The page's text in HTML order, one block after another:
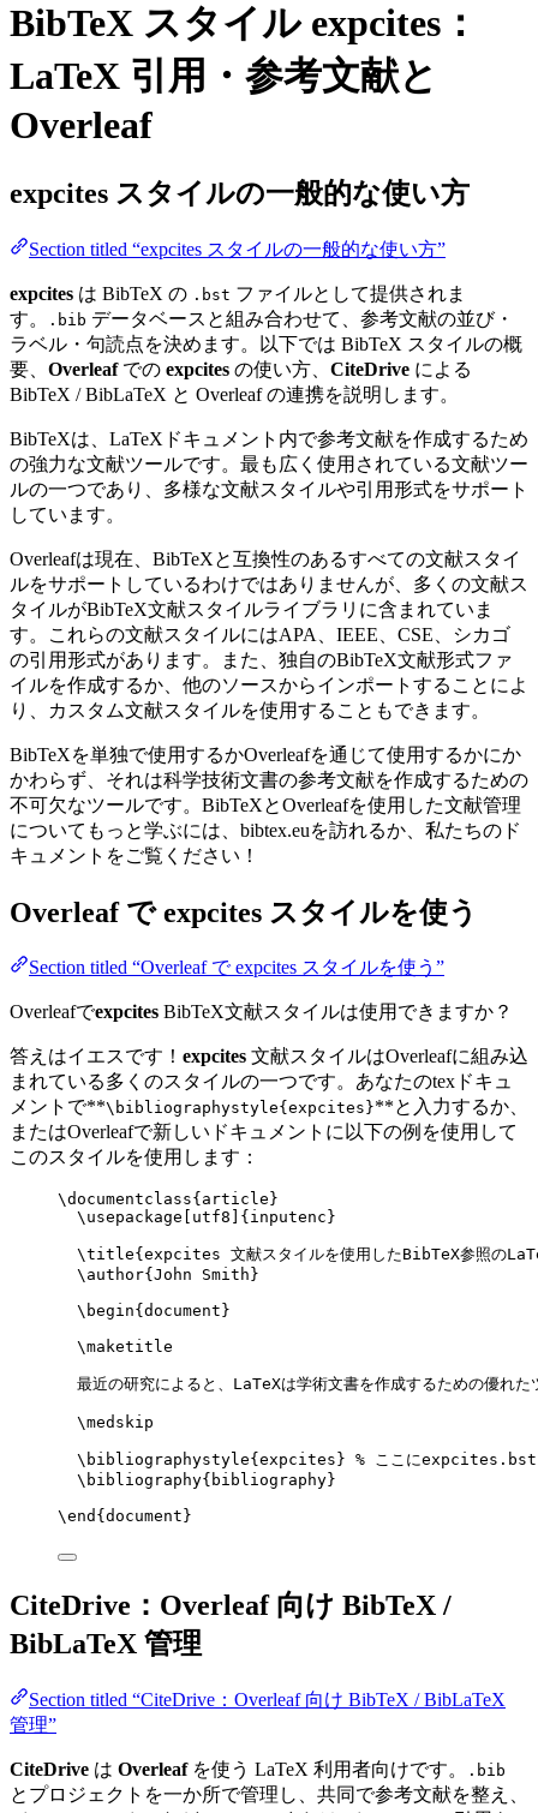
BibTeX スタイル expcites：
LaTeX 引用・参考文献と
Overleaf
expcites スタイルの一般的な使い方
Section titled “expcites スタイルの一般的な使い方”
expcites は BibTeX の .bst ファイルとして提供されま
す。
.bib データベースと組み合わせて、参考文献の並び・
ラベル・句読点を決めます。以下では BibTeX スタイルの概
要、 Overleafでの expcites の使い方、 CiteDrive による
BibTeX / BibLaTeX と Overleaf の連携を説明します。
BibTeXは、LaTeXドキュメント内で参考文献を作成するため
の強力な文献ツールです。最も広く使用されている文献ツー
ルの一つであり、多様な文献スタイルや引用形式をサポート
しています。
Overleafは現在、BibTeXと互換性のあるすべての文献スタイ
ルをサポートしているわけではありませんが、多くの文献ス
タイルがBibTeX文献スタイルライブラリに含まれていま
す。これらの文献スタイルにはAPA、IEEE、CSE、シカゴ
の引用形式があります。また、独自のBibTeX文献形式ファ
イルを作成するか、他のソースからインポートすることによ
り、カスタム文献スタイルを使用することもできます。
BibTeXを単独で使用するかOverleafを通じて使用するかにか
かわらず、それは科学技術文書の参考文献を作成するための
不可欠なツールです。BibTeXとOverleafを使用した文献管理
についてもっと学ぶには、bibtex.euを訪れるか、私たちのド
キュメントをご覧ください！
Overleaf でexpcites スタイルを使う
Section titled “Overleaf で expcites スタイルを使う”
Overleafでexpcites BibTeX文献スタイルは使用できますか？
答えはイエスです！ expcites 文献スタイルはOverleafに組み込
まれている多くのスタイルの一つです。あなたのtexドキュ
メントで**\bibliographystyle{expcites}**と入力するか、
またはOverleafで新しいドキュメントに以下の例を使用して
このスタイルを使用します：
\documentclass{ article }
\usepackage
utf8 ]{ inputenc }
\title{expcites 文献スタイルを使用したBibTeX参照の
\author{John Smith}
\begin{ document }
\maketitle
最近の研究によると、LaTeXは学術文書を作成するための優れ
\medskip
\bibliographystyle{expcites} % ここにexpcites.bst
\bibliography{bibliography}
\end { document }
CiteDrive：Overleaf 向け BibTeX /
BibLaTeX 管理
Section titled “CiteDrive：Overleaf 向け BibTeX / BibLaTeX
管理”
CiteDrive は Overleafを使う LaTeX 利用者向けです。 .bib
とプロジェクトを一か所で管理し、共同で参考文献を整え、